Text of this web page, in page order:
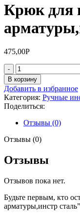
Крюк для
475,00Р
Количество
товара
Крюк
для
вязки
арматуры,инстр
сталь
В корзину
Добавить в избранное
Категория: Ручные
Поделиться:
Отзывы (0)
Отзывы (0)
Отзывы
Отзывов пока нет.
Будьте первым, кто
арматуры,инстр сталь”